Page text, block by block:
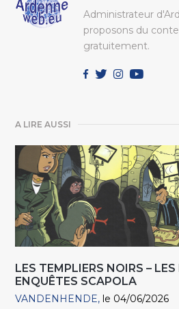
Administrateur
proposons du
gratuitement.
A LIRE AUSSI
LES TEMPLIERS NOIRS –
ENQUÊTES SCAPOLA
VANDENHENDE le 04/06/2026